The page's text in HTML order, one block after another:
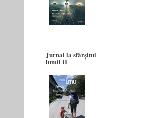
Jurnal la sfârșitul
lumii II